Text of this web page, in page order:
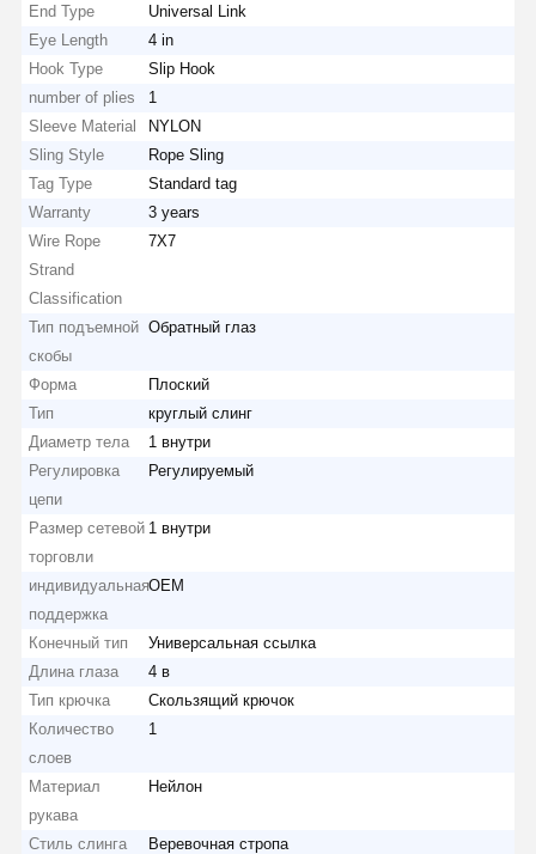
End Type
Universal Link
Eye Length
4 in
Hook Type
Slip Hook
number of plies
1
Sleeve Material
NYLON
Sling Style
Rope Sling
Tag Type
Standard tag
Warranty
3 years
Wire Rope
Strand
Classification
7X7
Тип подъемной
скобы
Обратный глаз
Форма
Плоский
Тип
круглый слинг
Диаметр тела
1 внутри
Регулировка
цепи
Регулируемый
Размер сетевой
торговли
1 внутри
индивидуальная
поддержка
OEM
Конечный тип
Универсальная ссылка
Длина глаза
4 в
Тип крючка
Скользящий крючок
Количество
слоев
1
Материал
рукава
Нейлон
Стиль слинга
Веревочная стропа